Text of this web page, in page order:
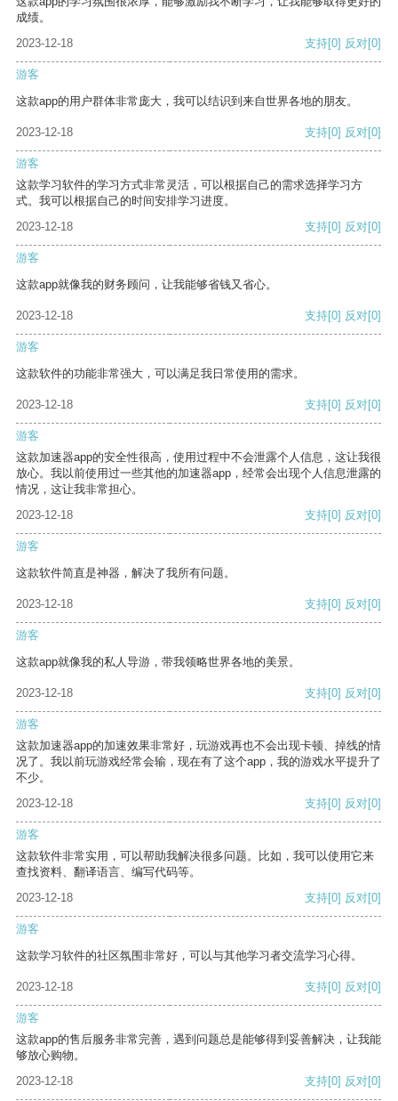
成绩。
2023-12-18
支持[0] 反对[0]
游客
这款app的用户群体非常庞大，我可以结识到来自世界各地的朋友。
2023-12-18 支持[0] 反对[0]
游客
这款学习软件的学习方式非常灵活，可以根据自己的需求选择学习方
式。我可以根据自己的时间安排学习进度。
2023-12-18
支持[0] 反对[0]
游客
这款app就像我的财务顾问，让我能够省钱又省心。
2023-12-18 支持[0] 反对[0]
游客
这款软件的功能非常强大，可以满足我日常使用的需求。
2023-12-18 支持[0] 反对[0]
游客
这款加速器app的安全性很高，使用过程中不会泄露个人信息，这让我很
放心。我以前使用过一些其他的加速器app，经常会出现个人信息泄露的
情况，这让我非常担心。
2023-12-18
支持[0] 反对[0]
游客
这款软件简直是神器，解决了我所有问题。
2023-12-18 支持[0] 反对[0]
游客
这款app就像我的私人导游，带我领略世界各地的美景。
2023-12-18 支持[0] 反对[0]
游客
这款加速器app的加速效果非常好，玩游戏再也不会出现卡顿、掉线的情
况了。我以前玩游戏经常会输，现在有了这个app，我的游戏水平提升了
不少。
2023-12-18
支持[0] 反对[0]
游客
这款软件非常实用，可以帮助我解决很多问题。比如，我可以使用它来
查找资料、翻译语言、编写代码等。
2023-12-18
支持[0] 反对[0]
游客
这款学习软件的社区氛围非常好，可以与其他学习者交流学习心得。
2023-12-18 支持[0] 反对[0]
游客
这款app的售后服务非常完善，遇到问题总是能够得到妥善解决，让我能
够放心购物。
2023-12-18
支持[0] 反对[0]